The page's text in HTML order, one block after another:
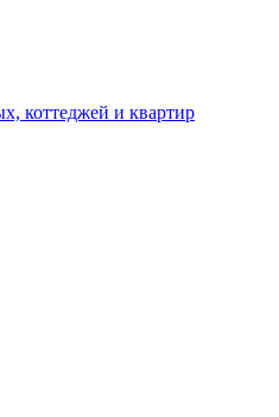
коттеджей и квартир